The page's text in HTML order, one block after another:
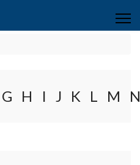
G H I J K L M N